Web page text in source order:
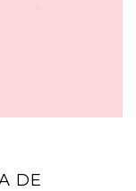
DE